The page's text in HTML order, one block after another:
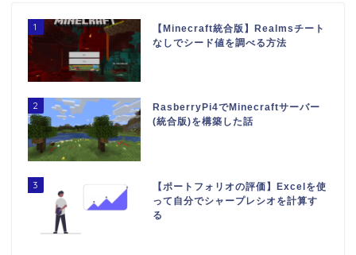
1
【Minecraft統合版】Realmsチート
なしでシード値を調べる方法
2
RasberryPi4でMinecraftサーバー
(統合版)を構築した話
3
【ポートフォリオの評価】Excelを使
って自分でシャープレシオを計算す
る